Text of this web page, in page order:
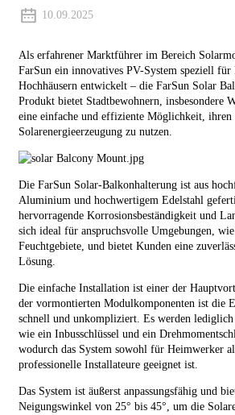
10.09.2025
Als erfahrener Marktführer im Bereich
FarSun ein innovatives PV-System speziell für
Hochhäusern entwickelt – die FarSun Solar
Produkt bietet Stadtbewohnern, insbesondere
eine einfache und effiziente Möglichkeit, ihren
Solarenergieerzeugung zu nutzen.
Die FarSun Solar-Balkonhalterung ist aus
Aluminium und hochwertigem Edelstahl
hervorragende Korrosionsbeständigkeit und
sich ideal für anspruchsvolle Umgebungen,
Feuchtgebiete, und bietet Kunden eine
Lösung.
Die einfache Installation ist einer der
der vormontierten Modulkomponenten ist die
schnell und unkompliziert. Es werden lediglich
wie ein Inbusschlüssel und ein
wodurch das System sowohl für Heimwerker
professionelle Installateure geeignet ist.
Das System ist äußerst anpassungsfähig und
Neigungswinkel von 25° bis 45°, um die